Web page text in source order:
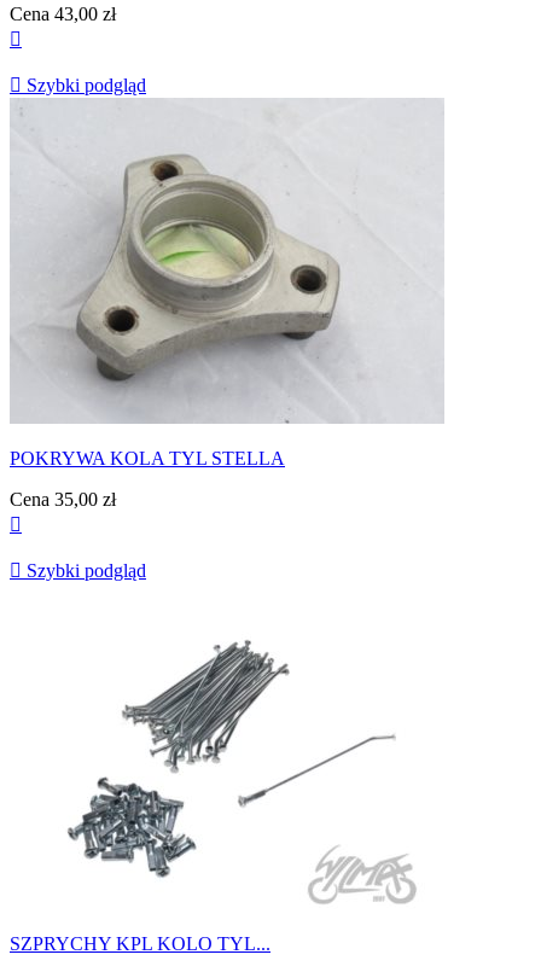
Cena 43,00 zł

 Szybki podgląd
POKRYWA KOLA TYL STELLA
Cena 35,00 zł

 Szybki podgląd
SZPRYCHY KPL KOLO TYL...